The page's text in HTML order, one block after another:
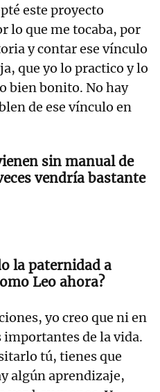
este proyecto
lo que me tocaba, por
y contar ese vínculo
que yo lo practico y lo
bien bonito. No hay
de ese vínculo en
sin manual de
vendría bastante
la paternidad a
Leo ahora?
yo creo que ni en
importantes de la vida.
tú, tienes que
algún aprendizaje,